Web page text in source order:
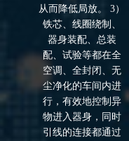
从而降低局放。 3）
铁芯、线圈绕制、
器身装配、总装
配、试验等都在全
空调、全封闭、无
尘净化的车间内进
行，有效地控制异
物进入器身，同时
引线的连接都通过